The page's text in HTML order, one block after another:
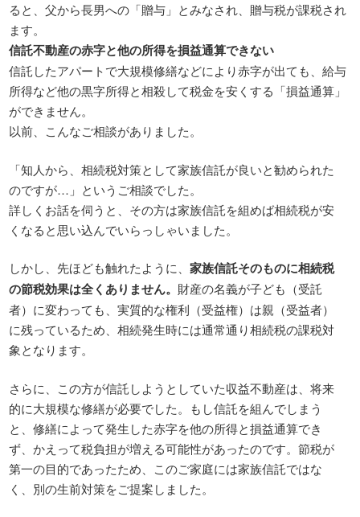
ると、父から長男への「贈与」とみなされ、贈与税が課税され
ます。
信託不動産の赤字と他の所得を損益通算できない
信託したアパートで大規模修繕などにより赤字が出ても、給与
所得など他の黒字所得と相殺して税金を安くする「損益通算」
ができません。
以前、こんなご相談がありました。
「知人から、相続税対策として家族信託が良いと勧められた
のですが…」というご相談でした。
詳しくお話を伺うと、その方は家族信託を組めば相続税が安
くなると思い込んでいらっしゃいました。
しかし、先ほども触れたように、家族信託そのものに相続税
の節税効果は全くありません。 財産の名義が子ども（受託
者）に変わっても、実質的な権利（受益権）は親（受益者）
に残っているため、相続発生時には通常通り相続税の課税対
象となります。
さらに、この方が信託しようとしていた収益不動産は、将来
的に大規模な修繕が必要でした。もし信託を組んでしまう
と、修繕によって発生した赤字を他の所得と損益通算でき
ず、かえって税負担が増える可能性があったのです。節税が
第一の目的であったため、このご家庭には家族信託ではな
く、別の生前対策をご提案しました。